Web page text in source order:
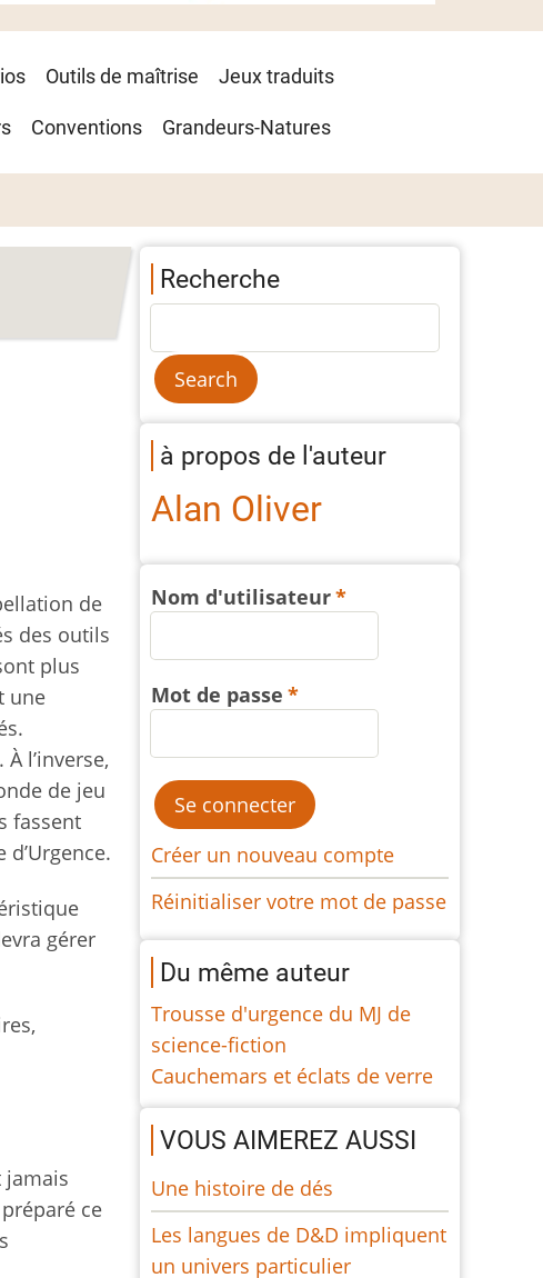
Outils de maîtrise Jeux traduits
Conventions Grandeurs-Natures
de
des outils
plus
une
l’inverse,
de jeu
fassent
gérer
jamais
ce
Recherche
à propos de l'auteur
Alan Oliver
Nom d'utilisateur
Mot de passe
Créer un nouveau compte
Réinitialiser votre mot de passe
Du même auteur
Trousse d'urgence du MJ de
science-fiction
Cauchemars et éclats de verre
VOUS AIMEREZ AUSSI
Une histoire de dés
Les langues de D&D impliquent
un univers particulier